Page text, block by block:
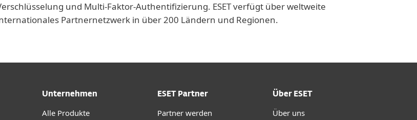
und Multi-Faktor-Authentifizierung. ESET verfügt über weltweite
Partnernetzwerk in über 200 Ländern und Regionen.
Unternehmen
Alle Produkte
ESET Partner
Partner werden
Über ESET
Über uns